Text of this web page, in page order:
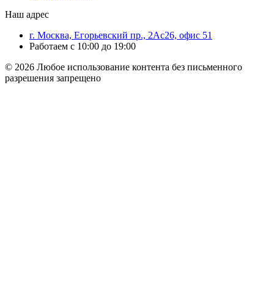
Наш адрес
г. Москва, Егорьевский пр., 2Ас26, офис 51
Работаем с 10:00 до 19:00
© 2026 Любое использование контента без письменного
разрешения запрещено